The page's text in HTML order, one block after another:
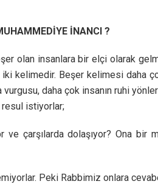
İNANCI ?
olan insanlara bir elçi olarak
kelimedir. Beşer kelimesi daha
daha çok insanın ruhi
resul istiyorlar;
çarşılarda dolaşıyor? Ona bir
Peki Rabbimiz onlara